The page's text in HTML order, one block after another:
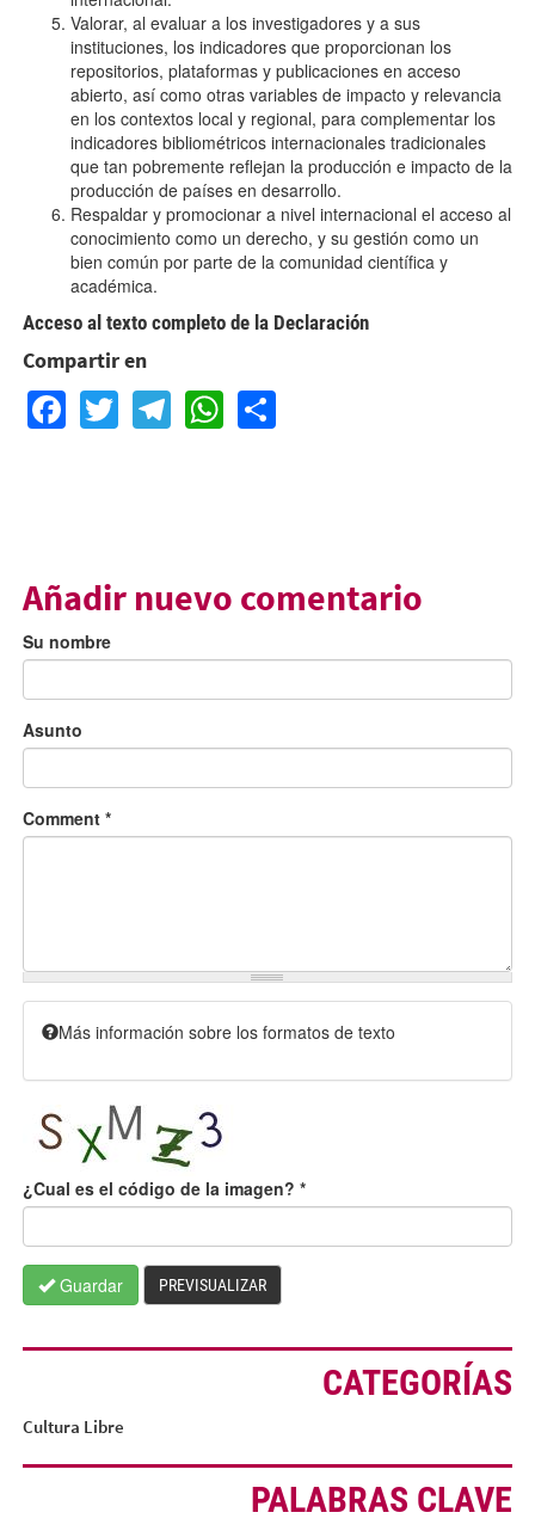
Valorar, al evaluar a los investigadores y a sus
instituciones, los indicadores que proporcionan los
repositorios, plataformas y publicaciones en acceso
abierto, así como otras variables de impacto y relevancia
en los contextos local y regional, para complementar los
indicadores bibliométricos internacionales tradicionales
que tan pobremente reflejan la producción e impacto de la
producción de países en desarrollo.
Respaldar y promocionar a nivel internacional el acceso al
conocimiento como un derecho, y su gestión como un
bien común por parte de la comunidad científica y
académica.
Acceso al texto completo de la Declaración
Compartir en
Facebook
TwitterTelegram
WhatsApp
Share
Añadir nuevo comentario
Su nombre
Asunto
Comment *
Más información sobre los formatos de texto
¿Cual es el código de la imagen? *
Guardar PREVISUALIZAR
CATEGORÍAS
Cultura Libre
PALABRAS CLAVE